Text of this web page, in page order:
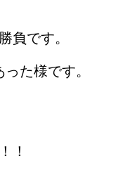
負です。
た様です。
！